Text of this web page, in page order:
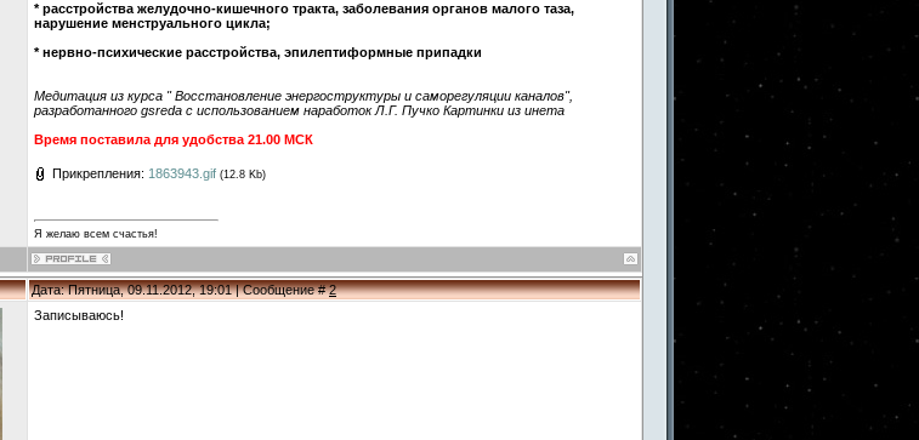
* расстройства желудочно-кишечного тракта, заболевания органов малого таза,
нарушение менструального цикла;
* нервно-психические расстройства, эпилептиформные припадки
Медитация из курса " Восстановление энергоструктуры и саморегуляции каналов",
разработанного gsreda с использованием наработок Л.Г. Пучко Картинки из инета
Время поставила для удобства 21.00 МСК
Прикрепления: 1863943.gif (12.8 Kb)
Я желаю всем счастья!
Дата: Пятница, 09.11.2012, 19:01 | Сообщение #2
Записываюсь!